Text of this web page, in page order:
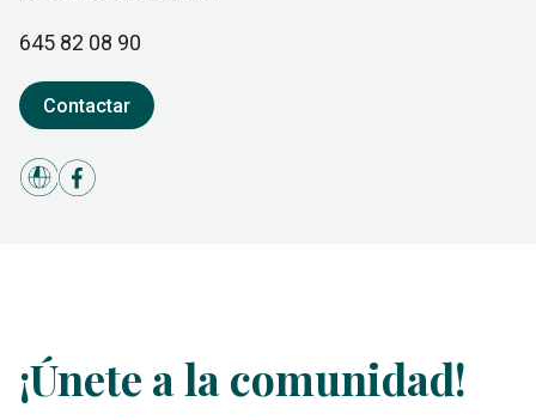
645 82 08 90
Contactar
¡Únete a la comunidad!